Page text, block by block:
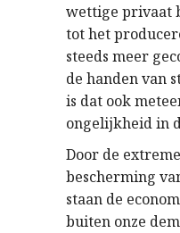
wettige privaat
tot het
steeds meer
de handen van
is dat ook
ongelijkheid in
Door de
bescherming
staan de
buiten onze